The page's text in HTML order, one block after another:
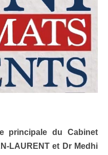
principale du Cabinet
LAURENT et Dr Medhi